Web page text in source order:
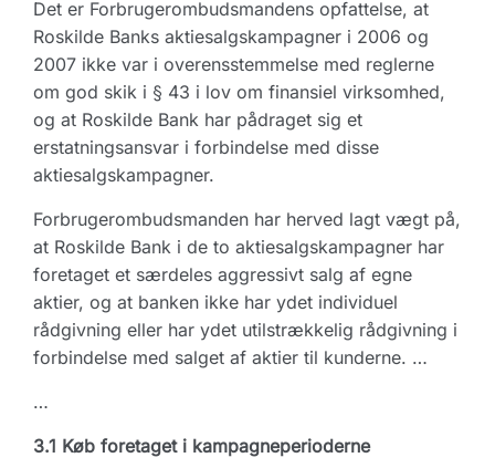
Det er Forbrugerombudsmandens opfattelse, at
Roskilde Banks aktiesalgskampagner i 2006 og
2007 ikke var i overensstemmelse med reglerne
om god skik i § 43 i lov om finansiel virksomhed,
og at Roskilde Bank har pådraget sig et
erstatningsansvar i forbindelse med disse
aktiesalgskampagner.
Forbrugerombudsmanden har herved lagt vægt på,
at Roskilde Bank i de to aktiesalgskampagner har
foretaget et særdeles aggressivt salg af egne
aktier, og at banken ikke har ydet individuel
rådgivning eller har ydet utilstrækkelig rådgivning i
forbindelse med salget af aktier til kunderne. …
…
3.1 Køb foretaget i kampagneperioderne